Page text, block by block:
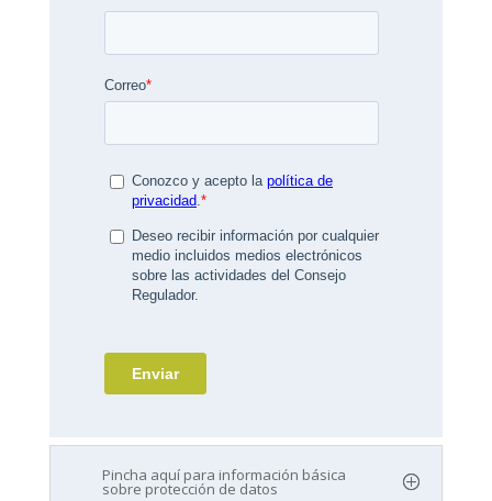
Pincha aquí para información básica
sobre protección de datos